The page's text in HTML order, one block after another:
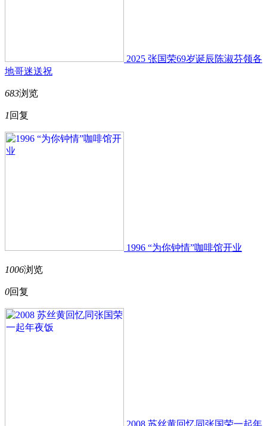
2025 张国荣69岁诞辰陈淑芬领各
地哥迷送祝
683浏览
1 回复
1996 “为你钟情”咖啡馆开业
1006浏览
0回复
2008 苏丝黄回忆同张国荣一起年